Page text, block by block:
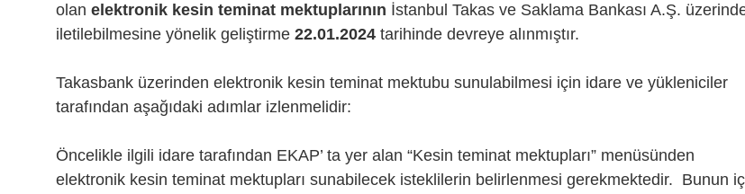
olan elektronik kesin teminat mektuplarının İstanbul Takas ve Saklama Bankası A.Ş.
iletilebilmesine yönelik geliştirme 22.01.2024 tarihinde devreye alınmıştır.
Takasbank üzerinden elektronik kesin teminat mektubu sunulabilmesi için idare ve yükleniciler
tarafından aşağıdaki adımlar izlenmelidir:
Öncelikle ilgili idare tarafından EKAP’ ta yer alan “Kesin teminat mektupları” menüsünden
elektronik kesin teminat mektupları sunabilecek isteklilerin belirlenmesi gerekmektedir. Bunun